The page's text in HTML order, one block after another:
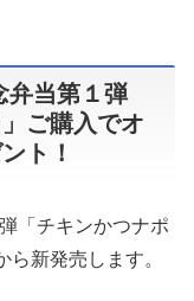
当第１弾
ご購入でオ
ト！
「チキンかつナポ
新発売します。